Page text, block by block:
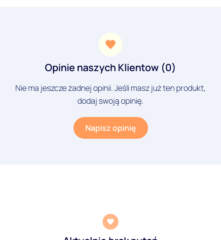
Opinie naszych Klientow (0)
Nie ma jeszcze żadnej opinii. Jeśli masz już ten produkt,
dodaj swoją opinię.
Napisz opinię